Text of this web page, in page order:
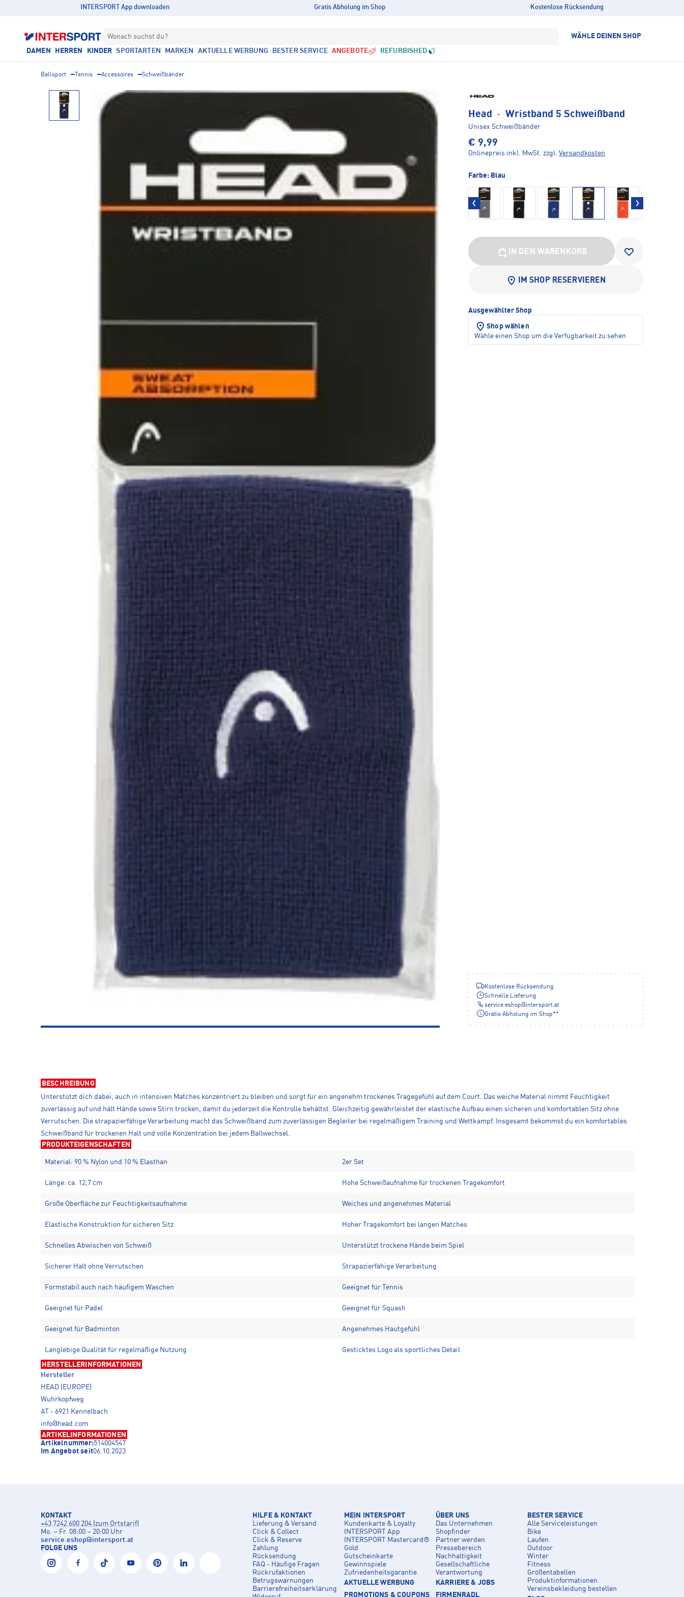
INTERSPORT App downloaden Gratis Abholung im Shop Kostenlose Rücksendung
Wonach suchst du? WÄHLE DEINEN SHOP
DAMEN HERREN KINDER SPORTARTEN MARKEN AKTUELLE WERBUNG BESTER SERVICE ANGEBOTE REFURBISHED
Ballsport Tennis Accessoires Schweißbänder
Head · Wristband 5 Schweißband
Unisex Schweißbänder
€ 9,99
Onlinepreis inkl. MwSt. zzgl. Versandkosten
Farbe: Blau
IN DEN WARENKORB
IM SHOP RESERVIEREN
Ausgewählter Shop
Shop wählen
Wähle einen Shop um die Verfügbarkeit zu sehen
Kostenlose Rücksendung
Schnelle Lieferung
service.eshop@ intersport.at
Gratis Abholung im Shop**
BESCHREIBUNG
Unterstützt dich dabei, auch in intensiven Matches konzentriert zu bleiben und sorgt für ein angenehm trockenes Tragegefühl auf dem Court. Das weiche Material nimmt Feuchtigkeit
zuverlässig auf und hält Hände sowie Stirn trocken, damit du jederzeit die Kontrolle behältst. Gleichzeitig gewährleistet der elastische Aufbau einen sicheren und komfortablen Sitz ohne
Verrutschen. Die strapazierfähige Verarbeitung macht das Schweißband zum zuverlässigen Begleiter bei regelmäßigem Training und Wettkampf. Insgesamt bekommst du ein komfortables
Schweißband für trockenen Halt und volle Konzentration bei jedem Ballwechsel.
PRODUKTEIGENSCHAFTEN
Material: 90 % Nylon und 10 % Elasthan 2er Set
Länge: ca. 12,7 cm Hohe Schweißaufnahme für trockenen Tragekomfort
Große Oberfläche zur Feuchtigkeitsaufnahme Weiches und angenehmes Material
Elastische Konstruktion für sicheren Sitz Hoher Tragekomfort bei langen Matches
Schnelles Abwischen von Schweiß Unterstützt trockene Hände beim Spiel
Sicherer Halt ohne Verrutschen Strapazierfähige Verarbeitung
Formstabil auch nach häufigem Waschen Geeignet für Tennis
Geeignet für Padel Geeignet für Squash
Geeignet für Badminton Angenehmes Hautgefühl
Langlebige Qualität für regelmäßige Nutzung Gesticktes Logo als sportliches Detail
HERSTELLERINFORMATIONEN
Hersteller
HEAD (EUROPE)
Wuhrkopfweg
AT - 6921 Kennelbach
info@head.com
ARTIKELINFORMATIONEN
Artikelnummer:514004547
Im Angebot seit06.10.2023
KONTAKT
+43 7242 600 204 (zum Ortstarif)
Mo. – Fr. 08:00 – 20:00 Uhr
service.eshop@intersport.at
FOLGE UNS
HILFE & KONTAKT
Lieferung & Versand
Click & Collect
Click & Reserve
Zahlung
Rücksendung
FAQ - Häufige Fragen
Rückrufaktionen
Betrugswarnungen
Barrierefreiheitserklärung
MEIN INTERSPORT
Kundenkarte & Loyalty
INTERSPORT App
INTERSPORT Mastercard®
Gold
Gutscheinkarte
Gewinnspiele
Zufriedenheitsgarantie
AKTUELLE WERBUNG
PROMOTIONS & COUPONS
ÜBER UNS
Das Unternehmen
Shopfinder
Partner werden
Pressebereich
Nachhaltigkeit
Gesellschaftliche
Verantwortung
KARRIERE & JOBS
FIRMENRADL
BESTER SERVICE
Alle Serviceleistungen
Bike
Laufen
Outdoor
Winter
Fitness
Größentabellen
Produktinformationen
Vereinsbekleidung bestellen